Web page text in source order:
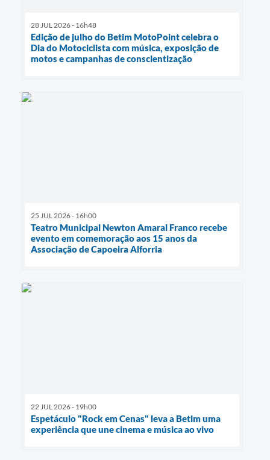
28 JUL 2026 - 16h48
Edição de julho do Betim MotoPoint celebra o
Dia do Motociclista com música, exposição de
motos e campanhas de conscientização
25 JUL 2026 - 16h00
Teatro Municipal Newton Amaral Franco recebe
evento em comemoração aos 15 anos da
Associação de Capoeira Alforria
22 JUL 2026 - 19h00
Espetáculo "Rock em Cenas" leva a Betim uma
experiência que une cinema e música ao vivo